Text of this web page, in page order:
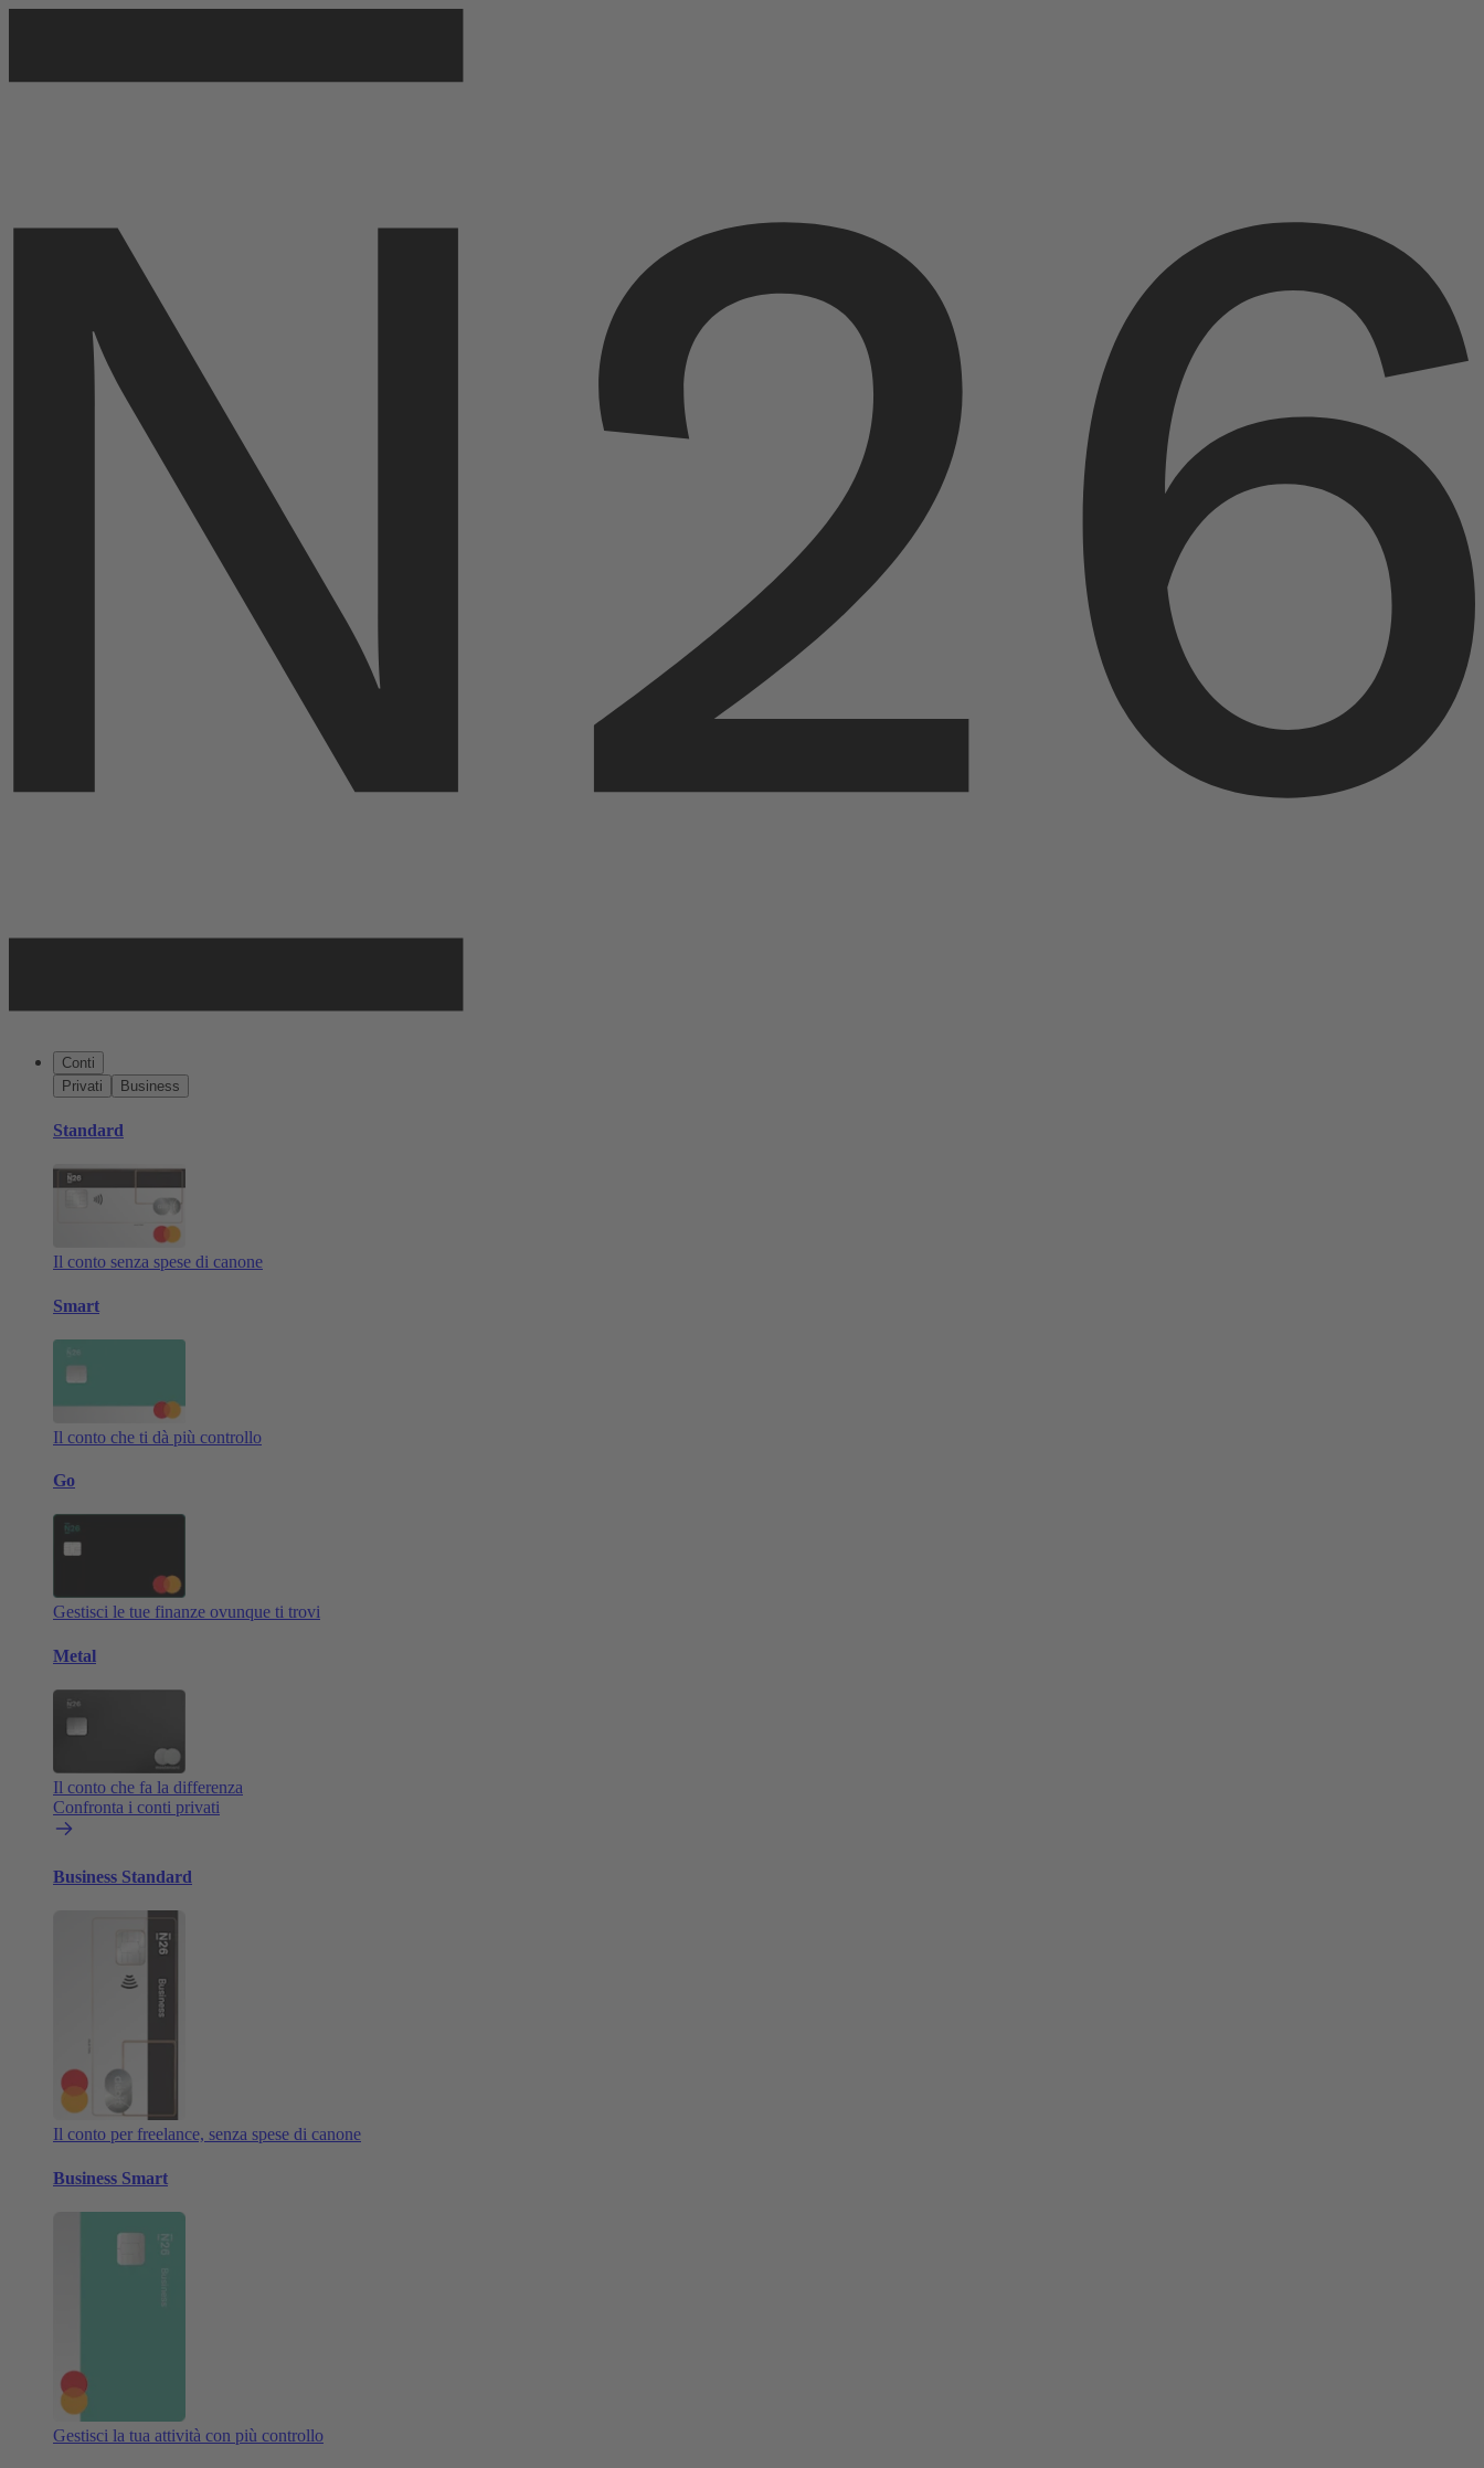
Conti
Privati
Business
Standard
Il conto senza spese di canone
Smart
Il conto che ti dà più controllo
Go
Gestisci le tue finanze ovunque ti trovi
Metal
Il conto che fa la differenza
Confronta i conti privati
Business Standard
Il conto per freelance, senza spese di canone
Business Smart
Gestisci la tua attività con più controllo